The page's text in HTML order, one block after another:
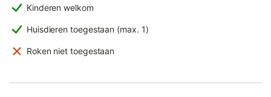
Kinderen welkom
Huisdieren toegestaan (max. 1)
Roken niet toegestaan